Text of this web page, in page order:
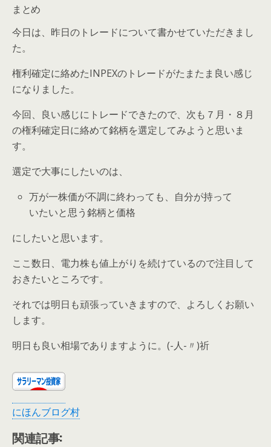
まとめ
今日は、昨日のトレードについて書かせていただきまし
た。
権利確定に絡めたINPEXのトレードがたまたま良い感じ
になりました。
今回、良い感じにトレードできたので、次も７月・８月
の権利確定日に絡めて銘柄を選定してみようと思いま
す。
選定で大事にしたいのは、
万が一株価が不調に終わっても、自分が持って
いたいと思う銘柄と価格
にしたいと思います。
ここ数日、電力株も値上がりを続けているので注目して
おきたいところです。
それでは明日も頑張っていきますので、よろしくお願い
します。
明日も良い相場でありますように。(-人-〃)祈
にほんブログ村
関連記事: